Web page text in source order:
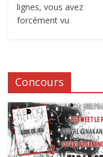
lignes, vous avez
forcément vu
Concours